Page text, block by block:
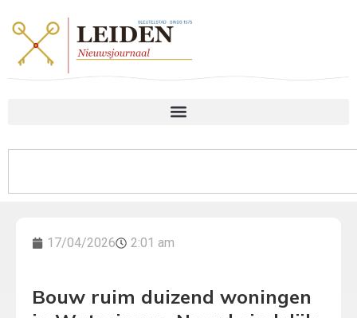
17/04/2026 2:01 am
Bouw ruim duizend woningen